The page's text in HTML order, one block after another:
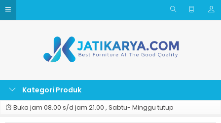
Kategori Produk
Buka jam 08.00 s/d jam 21.00 , Sabtu- Minggu tutup